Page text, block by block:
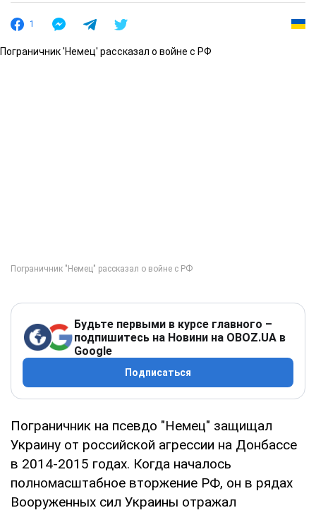
1
Пограничник 'Немец' рассказал о войне с РФ
Будьте первыми в курсе главного –
подпишитесь на Новини на OBOZ.UA в
Google
Подписаться
Пограничник на псевдо "Немец" защищал
Украину от российской агрессии на Донбассе
в 2014-2015 годах. Когда началось
полномасштабное вторжение РФ, он в рядах
Вооруженных сил Украины отражал